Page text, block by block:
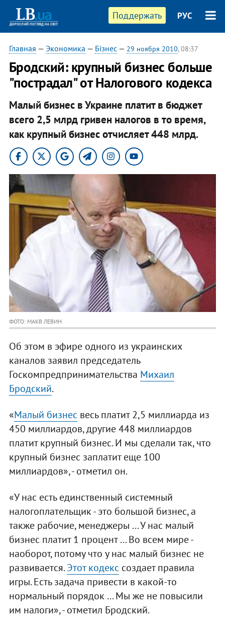
Поддержать РУС
Главная — Экономика — Бізнес— 29 ноября 2010, 08:37
Бродский: крупный бизнес больше
"пострадал" от Налогового кодекса
Малый бизнес в Украине платит в бюджет
всего 2,5 млрд гривен налогов в то время,
как крупный бизнес отчисляет 448 млрд.
ФОТО: МАКВ ЛЕВИН
Об этом в эфире одного из украинских
каналов заявил председатель
Госкомпредпринимательства Михаил
Бродский.
«Малый бизнесвесь платит 2,5 миллиарда из
450 миллиардов, другие 448 миллиардов
платит крупный бизнес. И мы сделали так, что
крупный бизнес заплатит еще 100
миллиардов», - отметил он.
«У нас есть единственный системный
налогоплательщик - это большой бизнес, а
также рабочие, менеджеры ... У нас малый
бизнес платит 1 процент ... Во всем мире -
наоборот, потому что у нас малый бизнес не
развивается.Этот кодекссоздает правила
игры. Есть задача привести в какой-то
нормальный порядок ... Мы же не повысили
им налоги», - отметил Бродский.